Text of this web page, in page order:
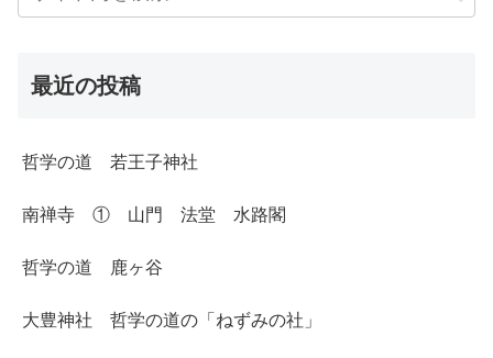
最近の投稿
哲学の道 若王子神社
南禅寺 ① 山門 法堂 水路閣
哲学の道 鹿ヶ谷
大豊神社 哲学の道の「ねずみの社」